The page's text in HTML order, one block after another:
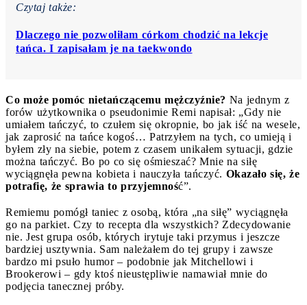
Czytaj także:
Dlaczego nie pozwoliłam córkom chodzić na lekcje
tańca. I zapisałam je na taekwondo
Co może pomóc nietańczącemu mężczyźnie? Na jednym z
forów użytkownika o pseudonimie Remi napisał: „Gdy nie
umiałem tańczyć, to czułem się okropnie, bo jak iść na wesele,
jak zaprosić na tańce kogoś… Patrzyłem na tych, co umieją i
byłem zły na siebie, potem z czasem unikałem sytuacji, gdzie
można tańczyć. Bo po co się ośmieszać? Mnie na siłę
wyciągnęła pewna kobieta i nauczyła tańczyć. Okazało się, że
potrafię, że sprawia to przyjemność”.
Remiemu pomógł taniec z osobą, która „na siłę” wyciągnęła
go na parkiet. Czy to recepta dla wszystkich? Zdecydowanie
nie. Jest grupa osób, których irytuje taki przymus i jeszcze
bardziej usztywnia. Sam należałem do tej grupy i zawsze
bardzo mi psuło humor – podobnie jak Mitchellowi i
Brookerowi – gdy ktoś nieustępliwie namawiał mnie do
podjęcia tanecznej próby.